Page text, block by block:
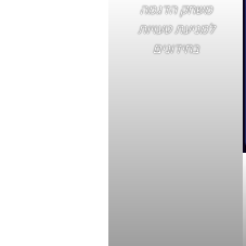
משחק הדגמה
למניעת טעויות
בחידונים